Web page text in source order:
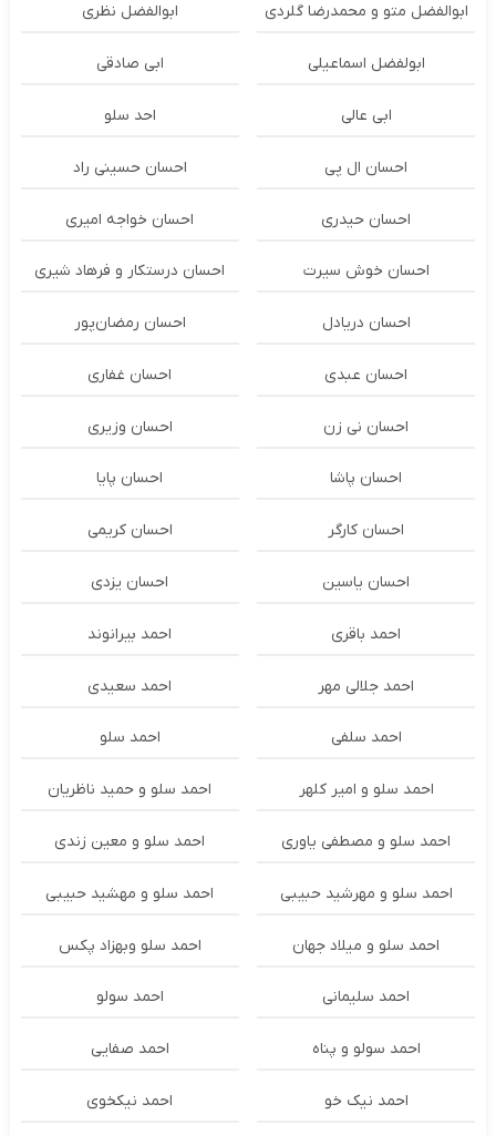
ابوالفضل متو و محمدرضا گلردی ابوالفضل نظری
ابولفضل اسماعیلی ابی صادقی
ابی عالی احد سلو
احسان ال پی احسان حسینی راد
احسان حیدری احسان خواجه امیری
احسان خوش سیرت احسان درستكار و فرهاد شيرى
احسان دریادل احسان رمضان‌پور
احسان عبدی احسان غفاری
احسان نی زن احسان وزیری
احسان پاشا احسان پایا
احسان کارگر احسان کریمی
احسان یاسین احسان یزدی
احمد باقری احمد بیرانوند
احمد جلالی مهر احمد سعیدی
احمد سلفی احمد سلو
احمد سلو و امیر کلهر احمد سلو و حمید ناظریان
احمد سلو و مصطفی یاوری احمد سلو و معین زندی
احمد سلو و مهرشید حبیبی احمد سلو و مهشید حبیبی
احمد سلو و میلاد جهان احمد سلو وبهزاد پکس
احمد سلیمانی احمد سولو
احمد سولو و پناه احمد صفایی
احمد نیک خو احمد نیکخوی